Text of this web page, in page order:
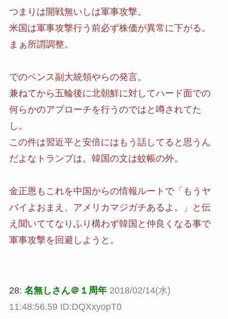
つまりは開戦無いしは軍事攻撃。
米国は軍事攻撃行う前必ず株価が異常に下がる。
まぁ所謂調整。
でのペンス副大統領やらの発言。
兼ねてから五輪後に北朝鮮に対してハード面での
何らかのアプローチを行うのではと噂されてた
し。
この件は習近平と安倍にはもう話してると思うん
だよなトランプは。韓国の文は蚊帳の外。
金正恩もこれを中国からの情報ルートで「もうヤ
バイよおまえ、アメリカマジガチあるよ。」と伝
え聞いててなりふり構わず韓国と仲良くなる事で
軍事攻撃を回避しようと。
28: 名無しさん＠１周年 2018/02/14(水)
11:48:56.59 ID:DQXxyopT0